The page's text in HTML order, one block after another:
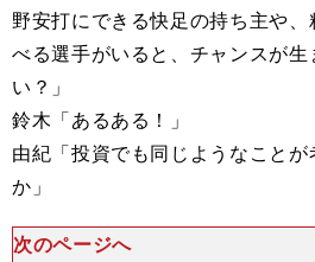
野安打にできる快足の持ち主や
べる選手がいると、チャンスが
い？」
鈴木「あるある！」
由紀「投資でも同じようなことが
か」
次のページへ